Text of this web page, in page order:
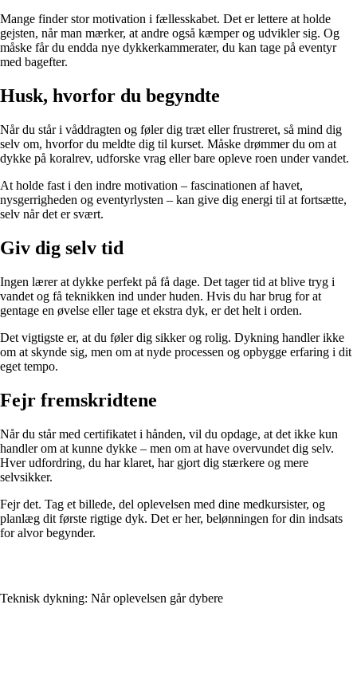
Mange finder stor motivation i fællesskabet. Det er lettere at holde
gejsten, når man mærker, at andre også kæmper og udvikler sig. Og
måske får du endda nye dykkerkammerater, du kan tage på eventyr
med bagefter.
Husk, hvorfor du begyndte
Når du står i våddragten og føler dig træt eller frustreret, så mind dig
selv om, hvorfor du meldte dig til kurset. Måske drømmer du om at
dykke på koralrev, udforske vrag eller bare opleve roen under vandet.
At holde fast i den indre motivation – fascinationen af havet,
nysgerrigheden og eventyrlysten – kan give dig energi til at fortsætte,
selv når det er svært.
Giv dig selv tid
Ingen lærer at dykke perfekt på få dage. Det tager tid at blive tryg i
vandet og få teknikken ind under huden. Hvis du har brug for at
gentage en øvelse eller tage et ekstra dyk, er det helt i orden.
Det vigtigste er, at du føler dig sikker og rolig. Dykning handler ikke
om at skynde sig, men om at nyde processen og opbygge erfaring i dit
eget tempo.
Fejr fremskridtene
Når du står med certifikatet i hånden, vil du opdage, at det ikke kun
handler om at kunne dykke – men om at have overvundet dig selv.
Hver udfordring, du har klaret, har gjort dig stærkere og mere
selvsikker.
Fejr det. Tag et billede, del oplevelsen med dine medkursister, og
planlæg dit første rigtige dyk. Det er her, belønningen for din indsats
for alvor begynder.
Teknisk dykning: Når oplevelsen går dybere